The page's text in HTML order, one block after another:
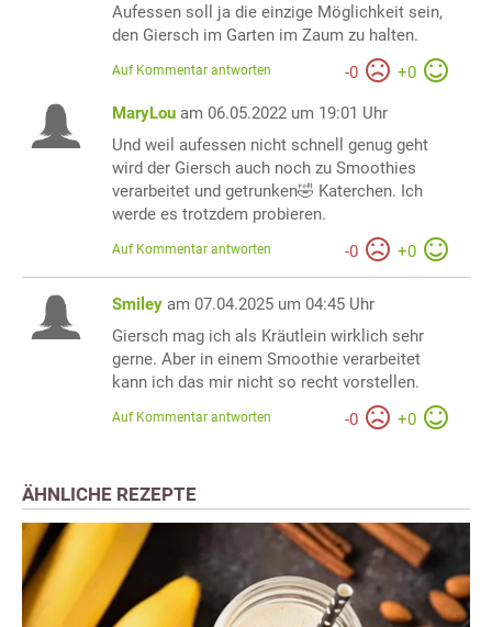
Aufessen soll ja die einzige Möglichkeit sein,
den Giersch im Garten im Zaum zu halten.
-0 +0
Auf Kommentar antworten
MaryLou am 06.05.2022 um 19:01 Uhr
Und weil aufessen nicht schnell genug geht
wird der Giersch auch noch zu Smoothies
verarbeitet und getrunken🤣 Katerchen. Ich
werde es trotzdem probieren.
-0 +0
Auf Kommentar antworten
Smiley am 07.04.2025 um 04:45 Uhr
Giersch mag ich als Kräutlein wirklich sehr
gerne. Aber in einem Smoothie verarbeitet
kann ich das mir nicht so recht vorstellen.
-0 +0
Auf Kommentar antworten
ÄHNLICHE REZEPTE